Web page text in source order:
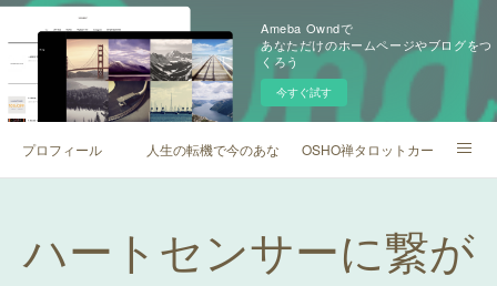
Ameba Owndで
あなただけのホームページやブログをつ
くろう
今すぐ試す
プロフィール 人生の転機で今のあなたの背中を押すOSHOからのメッセ
OSHO禅タロットカードマスタ
ハートセンサーに繋が